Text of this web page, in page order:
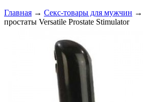
Главная → Секс-товары для мужчин →
простаты Versatile Prostate Stimulator